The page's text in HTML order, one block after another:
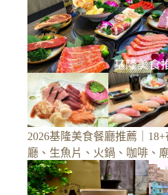
2026基隆美食餐廳推薦｜
廳、生魚片、火鍋、咖啡、